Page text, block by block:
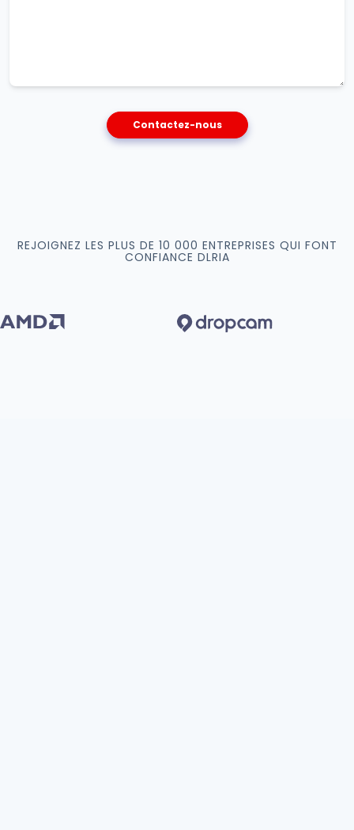
Contactez-nous
REJOIGNEZ LES PLUS DE 10 000 ENTREPRISES QUI FONT
CONFIANCE DLRIA